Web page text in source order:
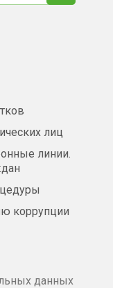
лиц
линии.
коррупции
данных